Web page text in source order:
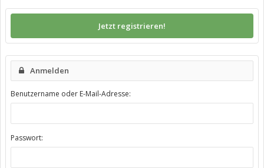
Jetzt registrieren!
Anmelden
Benutzername oder E-Mail-Adresse:
Passwort: